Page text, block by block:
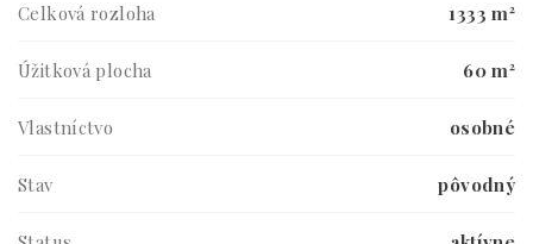
Celková rozloha 1333 m²
Úžitková plocha 60 m²
Vlastníctvo osobné
Stav pôvodný